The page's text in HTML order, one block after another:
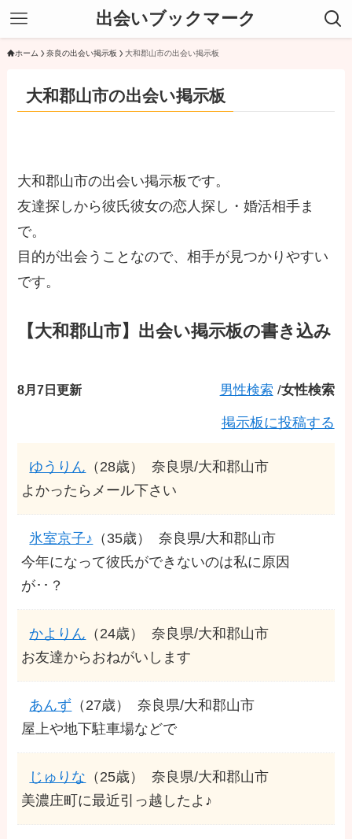
出会いブックマーク
ホーム 奈良の出会い掲示板 大和郡山市の出会い掲示板
大和郡山市の出会い掲示板
大和郡山市の出会い掲示板です。
友達探しから彼氏彼女の恋人探し・婚活相手ま
で。
目的が出会うことなので、相手が見つかりやすい
です。
【大和郡山市】出会い掲示板の書き込み
8月7日更新 男性検索 /女性検索
掲示板に投稿する
ゆうりん （28歳）
奈良県/大和郡山市
よかったらメール下さい
氷室京子♪ （35歳）
奈良県/大和郡山市
今年になって彼氏ができないのは私に原因
が･･？
かよりん （24歳）
奈良県/大和郡山市
お友達からおねがいします
あんず （27歳）
奈良県/大和郡山市
屋上や地下駐車場などで
じゅりな （25歳）
奈良県/大和郡山市
美濃庄町に最近引っ越したよ♪